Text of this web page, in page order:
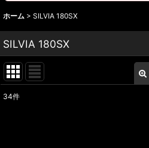
ホーム > SILVIA 180SX
SILVIA 180SX
34件